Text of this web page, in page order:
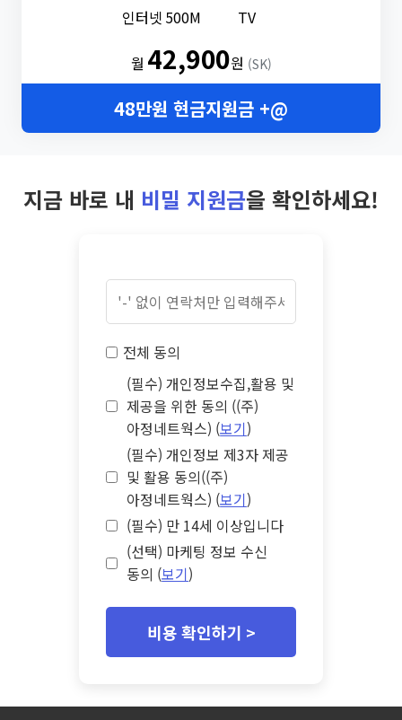
인터넷 500M TV
월 42,900원 (SK)
48만원 현금지원금 +@
지금 바로 내 비밀 지원금을 확인하세요!
전체 동의
(필수) 개인정보수집,활용 및
제공을 위한 동의 ((주)
아정네트웍스) (보기)
(필수) 개인정보 제3자 제공
및 활용 동의((주)
아정네트웍스) (보기)
(필수) 만 14세 이상입니다
(선택) 마케팅 정보 수신
동의 (보기)
비용 확인하기 >